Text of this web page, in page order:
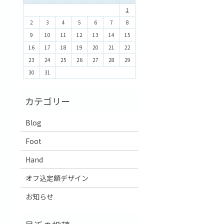
1
2
3 4 5 6 7
8
9
10 11 12 13 14
15
16
17 18 19 20 21
22
23
24 25 26 27 28
29
30
31
Blog
Foot
Hand
オフ込定額デザイン
お知らせ